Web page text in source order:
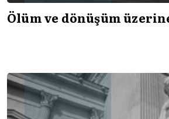
Ölüm ve dönüşüm